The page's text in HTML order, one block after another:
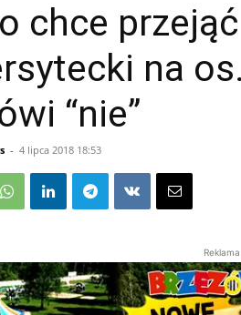
chce
na
“nie”
- 4 lipca 2018 18:53
Reklama